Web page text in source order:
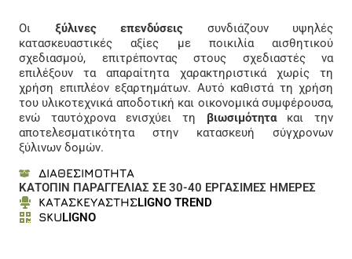
Οι ξύλινες επενδύσεις συνδιάζουν υψηλές
κατασκευαστικές αξίες με ποικιλία αισθητικού
σχεδιασμού, επιτρέποντας στους σχεδιαστές να
επιλέξουν τα απαραίτητα χαρακτηριστικά χωρίς τη
χρήση επιπλέον εξαρτημάτων. Αυτό καθιστά τη χρήση
του υλικοτεχνικά αποδοτική και οικονομικά συμφέρουσα,
ενώ ταυτόχρονα ενισχύει τη βιωσιμότητακαι την
αποτελεσματικότητα στην κατασκευή σύγχρονων
ξύλινων δομών.
ΔΙΑΘΕΣΙΜΟΤΗΤΑ
ΚΑΤΟΠΙΝ ΠΑΡΑΓΓΕΛΙΑΣ ΣΕ 30-40 ΕΡΓΑΣΙΜΕΣ ΗΜΕΡΕΣ
ΚΑΤΑΣΚΕΥΑΣΤΗΣLIGNO TREND
SKU LIGNO